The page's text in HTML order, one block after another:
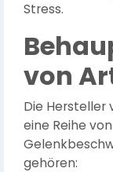
Stress.
von
Die Hersteller
eine Reihe
gehören: